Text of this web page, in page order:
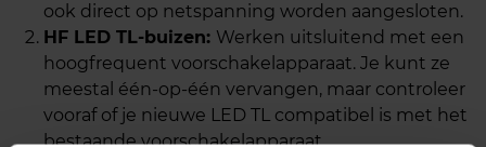
ook direct op netspanning worden aangesloten.
HF LED TL-buizen: Werken uitsluitend met een
hoogfrequent voorschakelapparaat. Je kunt ze
meestal één-op-één vervangen, maar controleer
vooraf of je nieuwe LED TL compatibel is met het
bestaande voorschakelapparaat.